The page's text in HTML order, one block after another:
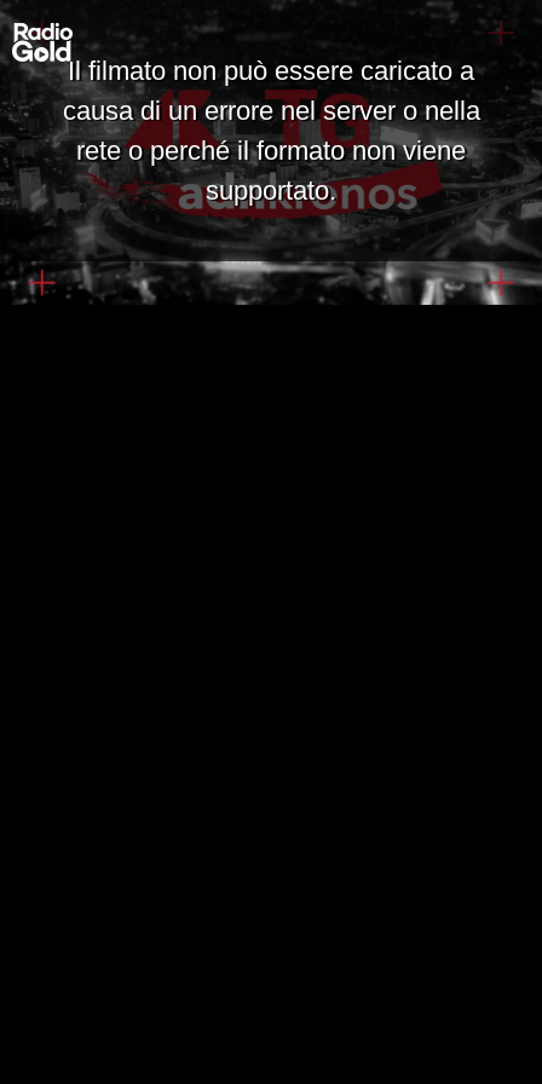
Il filmato non può essere caricato a
causa di un errore nel server o nella
rete o perché il formato non viene
supportato.